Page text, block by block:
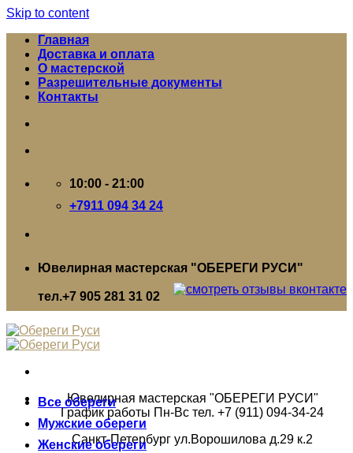
Skip to content
Главная
Доставка и оплата
О мастерской
Разрешительные документы
Контакты
10:00 - 21:00
+7911 094 34 24
Ювелирная мастерская "ОБЕРЕГИ РУСИ"
тел.+7 905 281 31 02
Ювелирная мастерская "ОБЕРЕГИ РУСИ"
График работы Пн-Вс тел. +7 (911) 094-34-24
Санкт-Петербург ул.Ворошилова д.29 к.2
Все обереги
Мужские обереги
Женские обереги